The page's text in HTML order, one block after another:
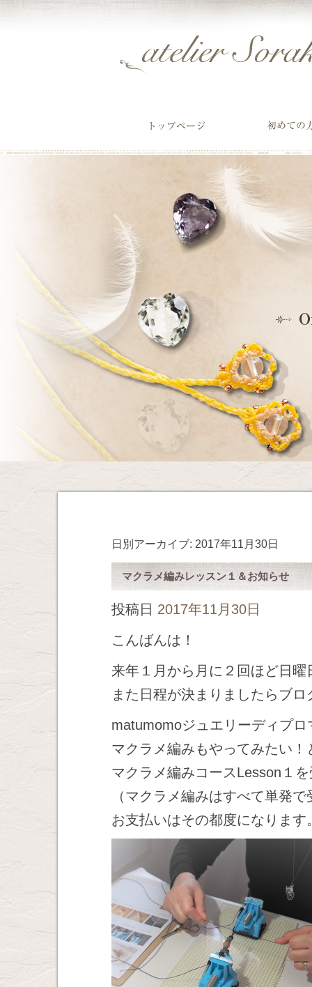
日別アーカイブ: 2017年11月30日
マクラメ編みレッスン１＆お知らせ
投稿日 2017年11月30日
こんばんは！
来年１月から月に２回ほど日
また日程が決まりましたらブ
matumomoジュエリーディプ
マクラメ編みもやってみたい！
マクラメ編みコースLesson１
（マクラメ編みはすべて単発
お支払いはその都度になります